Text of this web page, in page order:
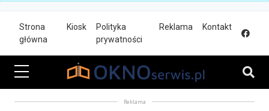
Strona
główna
Kiosk
Polityka
prywatności
Reklama Kontakt
Reklama